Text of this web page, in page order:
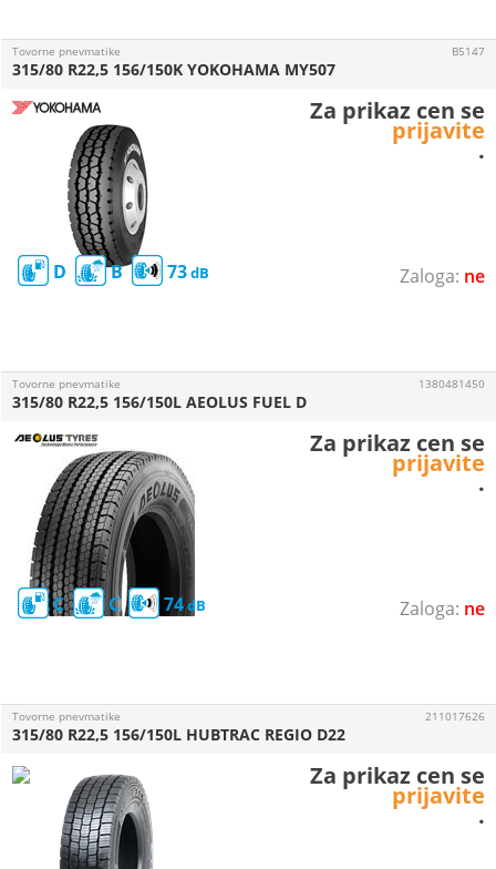
ne
Tovorne pnevmatike
D B 73
315/80 R22,5 156/150K YOKOHAMA MY507
B5147
Za prikaz cen se
prijavite
.
ne
Tovorne pnevmatike
C C 74
315/80 R22,5 156/150L AEOLUS FUEL D
1380481450
Za prikaz cen se
prijavite
.
Tovorne pnevmatike
315/80 R22,5 156/150L HUBTRAC REGIO D22
211017626
Za prikaz cen se
prijavite
.